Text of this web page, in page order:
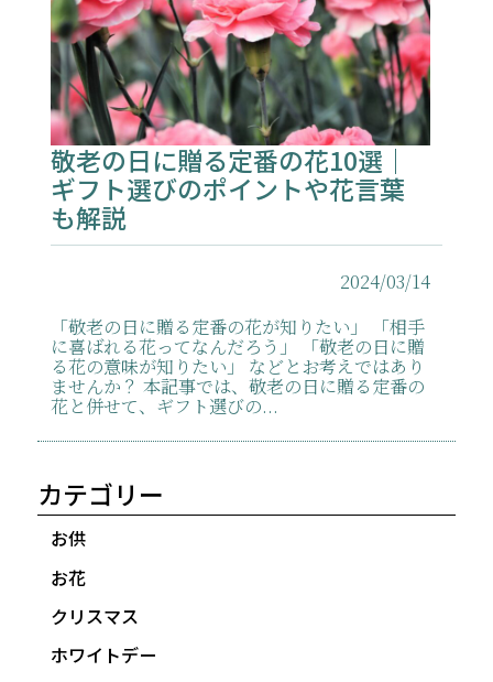
敬老の日に贈る定番の花10選｜
ギフト選びのポイントや花言葉
も解説
2024/03/14
「敬老の日に贈る定番の花が知りたい」 「相手
に喜ばれる花ってなんだろう」 「敬老の日に贈
る花の意味が知りたい」 などとお考えではあり
ませんか？ 本記事では、敬老の日に贈る定番の
花と併せて、ギフト選びの...
カテゴリー
お供
お花
クリスマス
ホワイトデー